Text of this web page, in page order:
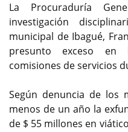
La Procuraduría
investigación
municipal de Ibagué,
presunto exceso en
comisiones de servicios
Según denuncia de los
menos de un año la
de $ 55 millones en